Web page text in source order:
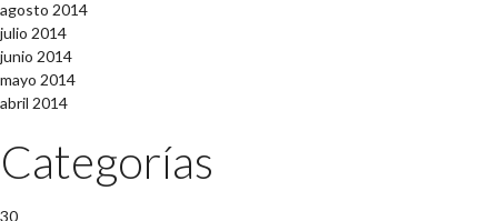
agosto 2014
julio 2014
junio 2014
mayo 2014
abril 2014
Categorías
30